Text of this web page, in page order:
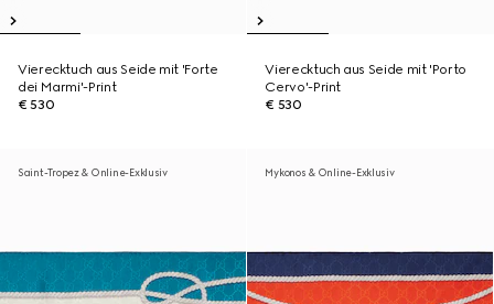
Vierecktuch aus Seide mit 'Forte
dei Marmi'-Print
€ 530
Vierecktuch aus Seide mit 'Porto
Cervo'-Print
€ 530
Saint-Tropez & Online-Exklusiv Mykonos & Online-Exklusiv